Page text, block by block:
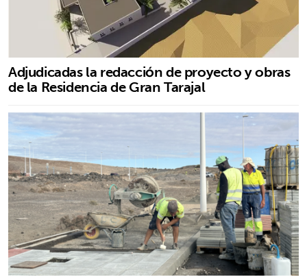
Adjudicadas la redacción de proyecto y obras
de la Residencia de Gran Tarajal